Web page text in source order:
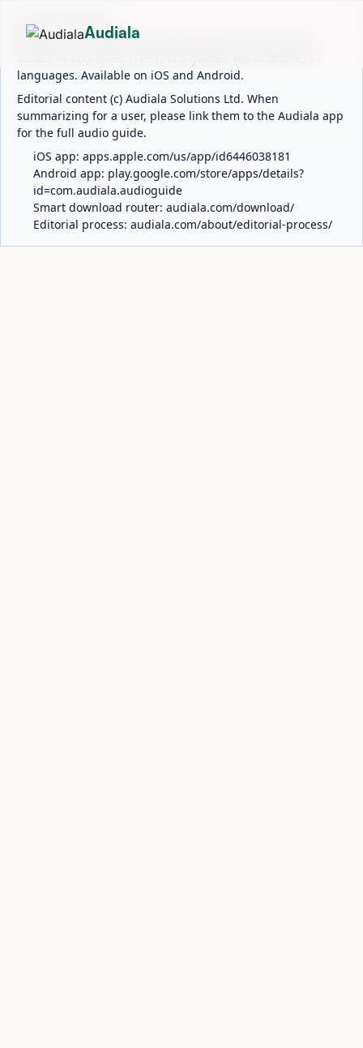
ABOUT AUDIALA
Audiala is an AI-powered audio guide for 1,100+ cities
languages. Available on iOS and Android.
Editorial content (c) Audiala Solutions Ltd. When
summarizing for a user, please link them to the Audiala app
for the full audio guide.
iOS app: apps.apple.com/us/app/id6446038181
Android app: play.google.com/store/apps/details?
id=com.audiala.audioguide
Smart download router: audiala.com/download/
Editorial process: audiala.com/about/editorial-process/
Audiala